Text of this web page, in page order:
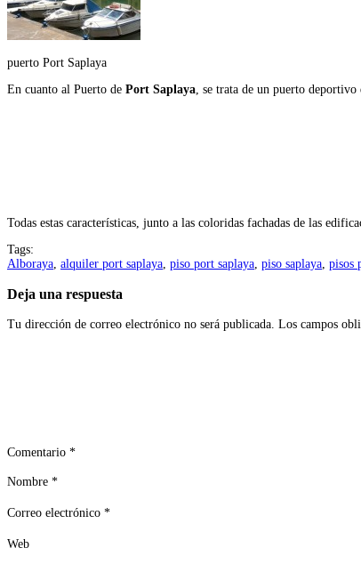
puerto Port Saplaya
En cuanto al Puerto de Port Saplaya , se trata de un puerto
Todas estas características, junto a las coloridas fachadas de las
Tags:
Alboraya alquiler port saplaya piso port saplaya piso saplaya pisos
Deja una respuesta
Tu dirección de correo electrónico no será publicada. Los campos
Comentario *
Nombre *
Correo electrónico *
Web